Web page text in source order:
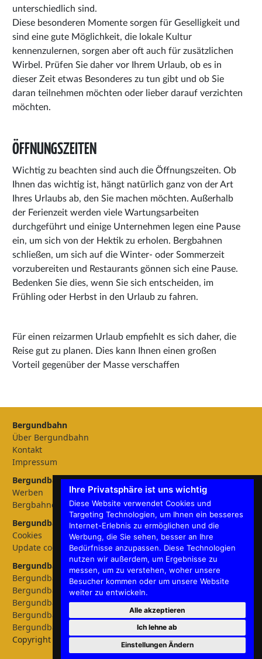
Ihre Privatsphäre ist uns wichtig
Diese Website verwendet Cookies und
Targeting Technologien, um Ihnen ein besseres
Internet-Erlebnis zu ermöglichen und die
Werbung, die Sie sehen, besser an Ihre
Bedürfnisse anzupassen. Diese Technologien
nutzen wir außerdem, um Ergebnisse zu
messen, um zu verstehen, woher unsere
Besucher kommen oder um unsere Website
weiter zu entwickeln.
Alle akzeptieren
Ich lehne ab
Einstellungen Ändern
unterschiedlich sind.
Diese besonderen Momente sorgen für Geselligkeit und
sind eine gute Möglichkeit, die lokale Kultur
kennenzulernen, sorgen aber oft auch für zusätzlichen
Wirbel. Prüfen Sie daher vor Ihrem Urlaub, ob es in
dieser Zeit etwas Besonderes zu tun gibt und ob Sie
daran teilnehmen möchten oder lieber darauf verzichten
möchten.
ÖFFNUNGSZEITEN
Wichtig zu beachten sind auch die Öffnungszeiten. Ob
Ihnen das wichtig ist, hängt natürlich ganz von der Art
Ihres Urlaubs ab, den Sie machen möchten. Außerhalb
der Ferienzeit werden viele Wartungsarbeiten
durchgeführt und einige Unternehmen legen eine Pause
ein, um sich von der Hektik zu erholen. Bergbahnen
schließen, um sich auf die Winter- oder Sommerzeit
vorzubereiten und Restaurants gönnen sich eine Pause.
Bedenken Sie dies, wenn Sie sich entscheiden, im
Frühling oder Herbst in den Urlaub zu fahren.
Für einen reizarmen Urlaub empfiehlt es sich daher, die
Reise gut zu planen. Dies kann Ihnen einen großen
Vorteil gegenüber der Masse verschaffen
Bergundbahn
Über Bergundbahn
Kontakt
Impressum
Bergundbahn Magazin
Werben
Bergbahnen
Bergundbahn Einstellungen
Cookies
Update cookies preferences
Bergundbahn - Sprachen
Bergundbahn Deutschland
Bergundbahn Österreich
Bergundbahn Nederland
Bergundbahn België
Bergundbahn English
Copyright © 2026 Bergundbahn